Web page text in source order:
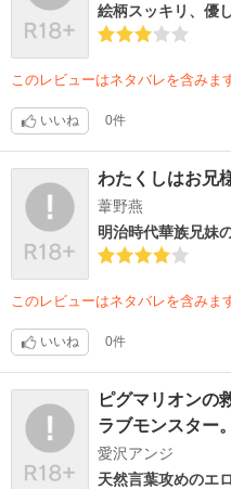
絵柄スッキリ、優
このレビューはネタバレを含みま
いいね 0件
わたくしはお兄
葦野燕
明治時代華族兄妹
このレビューはネタバレを含みま
いいね 0件
ピグマリオンの
ラブモンスター
愛沢アンジ
天然言葉攻めのエ